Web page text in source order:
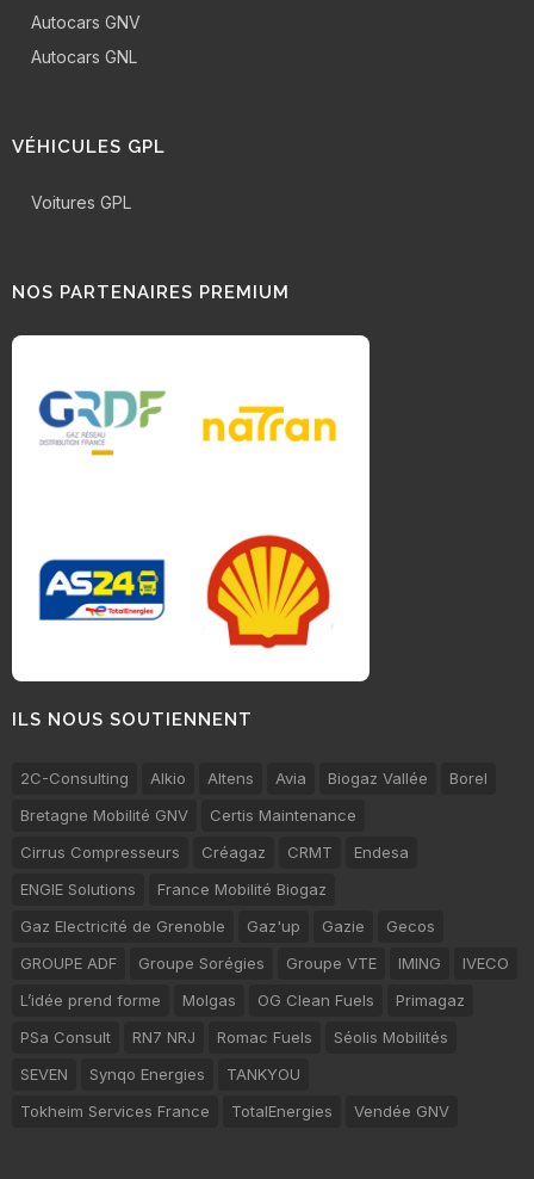
Autocars GNV
Autocars GNL
VÉHICULES GPL
Voitures GPL
NOS PARTENAIRES PREMIUM
ILS NOUS SOUTIENNENT
2C-Consulting Alkio Altens Avia Biogaz Vallée
Borel
Bretagne Mobilité GNV
Certis Maintenance
Cirrus Compresseurs
Créagaz CRMT
Endesa
ENGIE Solutions
France Mobilité Biogaz
Gaz Electricité de Grenoble
Gaz'up Gazie
Gecos
GROUPE ADF
Groupe Sorégies Groupe VTE IMING
IVECO
L’idée prend forme
Molgas OG Clean Fuels
Primagaz
PSa Consult
RN7 NRJ Romac Fuels
Séolis Mobilités
SEVEN
Synqo Energies
TANKYOU
Tokheim Services France
TotalEnergies Vendée GNV